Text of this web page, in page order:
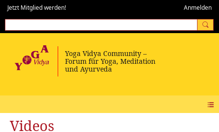
Jetzt Mitglied werden! Anmelden
Videos